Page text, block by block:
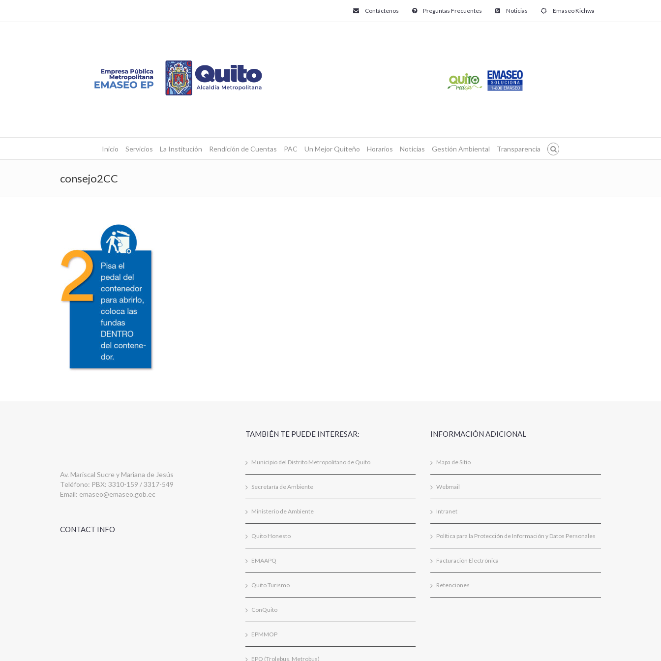
Contáctenos Preguntas Frecuentes Noticias Emaseo Kichwa
Inicio Servicios La Institución Rendición de Cuentas PAC Un Mejor Quiteño Horarios Noticias Gestión Ambiental Transparencia
consejo2CC
Av. Mariscal Sucre y Mariana de Jesús
Teléfono: PBX: 3310-159 / 3317-549
Email: emaseo@emaseo.gob.ec
CONTACT INFO
TAMBIÉN TE PUEDE INTERESAR:
Municipio del Distrito Metropolitano de Quito
Secretaría de Ambiente
Ministerio de Ambiente
Quito Honesto
EMAAPQ
Quito Turismo
ConQuito
EPMMOP
EPQ (Trolebus, Metrobus)
INFORMACIÓN ADICIONAL
Mapa de Sitio
Webmail
Intranet
Política para la Protección de Información y Datos Personales
Facturación Electrónica
Retenciones